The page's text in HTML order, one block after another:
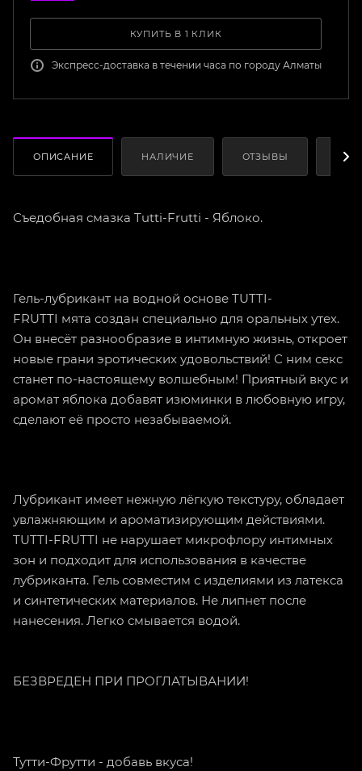
КУПИТЬ В 1 КЛИК
Экспресс-доставка в течении часа по городу Алматы
ОПИСАНИЕ НАЛИЧИЕ ОТЗЫВЫ
Съедобная смазка Tutti-Frutti - Яблоко.
Гель-лубрикант на водной основе TUTTI-
FRUTTI мята создан специально для оральных утех.
Он внесёт разнообразие в интимную жизнь, откроет
новые грани эротических удовольствий! С ним секс
станет по-настоящему волшебным! Приятный вкус и
аромат яблока добавят изюминки в любовную игру,
сделают её просто незабываемой.
Лубрикант имеет нежную лёгкую текстуру, обладает
увлажняющим и ароматизирующим действиями.
TUTTI-FRUTTI не нарушает микрофлору интимных
зон и подходит для использования в качестве
лубриканта. Гель совместим с изделиями из латекса
и синтетических материалов. Не липнет после
нанесения. Легко смывается водой.
БЕЗВРЕДЕН ПРИ ПРОГЛАТЫВАНИИ!
Тутти-Фрутти - добавь вкуса!